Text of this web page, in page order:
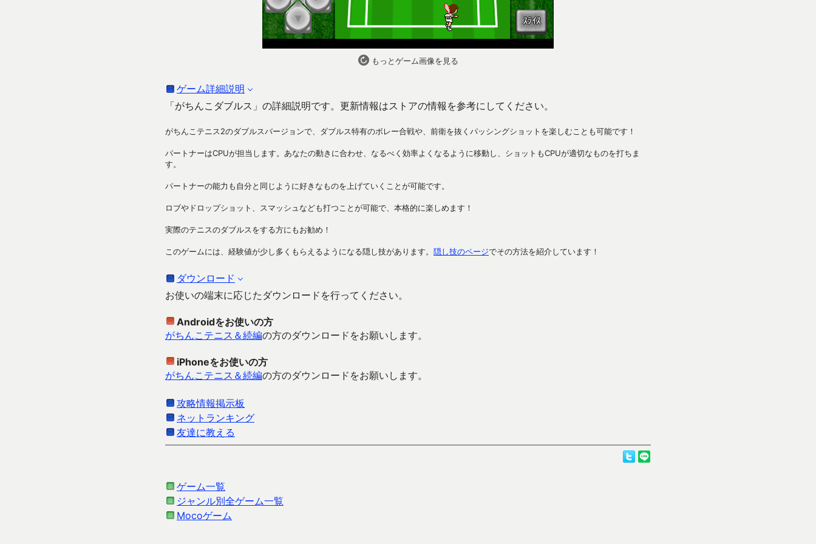
もっとゲーム画像を見る
ゲーム詳細説明
「がちんこダブルス」の詳細説明です。更新情報はストアの情報を参考にしてください。
がちんこテニス2のダブルスバージョンで、ダブルス特有のボレー合戦や、前衛を抜くパッシングショットを楽しむことも可能です！
パートナーはCPUが担当します。あなたの動きに合わせ、なるべく効率よくなるように移動し、ショットもCPUが適切なものを打ちま
す。
パートナーの能力も自分と同じように好きなものを上げていくことが可能です。
ロブやドロップショット、スマッシュなども打つことが可能で、本格的に楽しめます！
実際のテニスのダブルスをする方にもお勧め！
このゲームには、経験値が少し多くもらえるようになる隠し技があります。 隠し技のページでその方法を紹介しています！
ダウンロード
お使いの端末に応じたダウンロードを行ってください。
Androidをお使いの方
がちんこテニス＆続編の方のダウンロードをお願いします。
iPhoneをお使いの方
がちんこテニス＆続編の方のダウンロードをお願いします。
攻略情報掲示板
ネットランキング
友達に教える
ゲーム一覧
ジャンル別全ゲーム一覧
Mocoゲーム